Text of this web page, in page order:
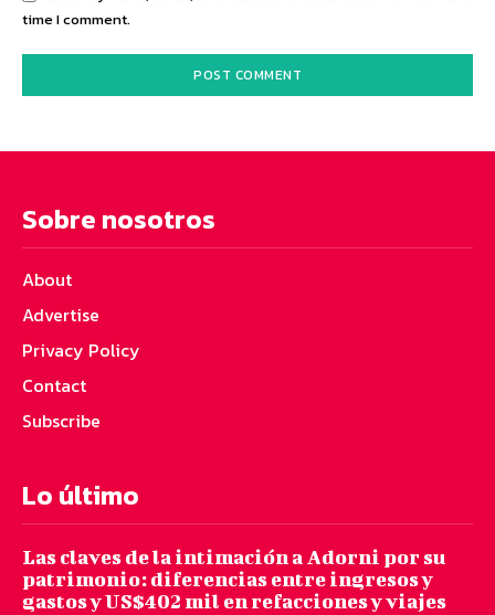
time I comment.
Sobre nosotros
About
Advertise
Privacy Policy
Contact
Subscribe
Lo último
Las claves de la intimación a Adorni por su
patrimonio: diferencias entre ingresos y
gastos y US$402 mil en refacciones y viajes